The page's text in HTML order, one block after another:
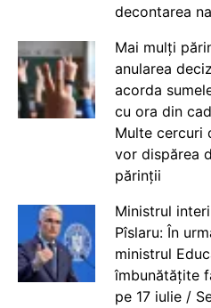
decontarea
Mai mulți
anularea
acorda
cu ora din
Multe cercuri
vor dispărea
părinții
Ministrul
Pîslaru: În
ministrul
îmbunătățite
pe 17 iulie /